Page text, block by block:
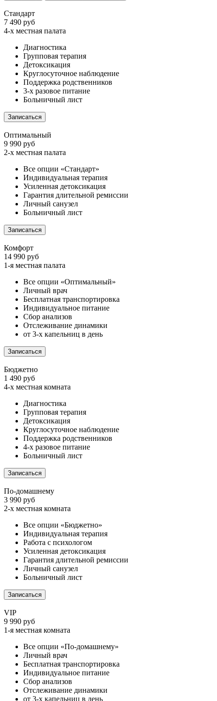
Стандарт
7 490 руб
4-х местная палата
Диагностика
Групповая терапия
Детоксикация
Круглосуточное наблюдение
Поддержка родственников
3-х разовое питание
Больничный лист
Записаться
Оптимальный
9 990 руб
2-х местная палата
Все опции «Стандарт»
Индивидуальная терапия
Усиленная детоксикация
Гарантия длительной ремиссии
Личный санузел
Больничный лист
Записаться
Комфорт
14 990 руб
1-я местная палата
Все опции «Оптимальный»
Личный врач
Бесплатная транспортировка
Индивидуальное питание
Сбор анализов
Отслеживание динамики
от 3-х капельниц в день
Записаться
Бюджетно
1 490 руб
4-х местная комната
Диагностика
Групповая терапия
Детоксикация
Круглосуточное наблюдение
Поддержка родственников
4-х разовое питание
Больничный лист
Записаться
По-домашнему
3 990 руб
2-х местная комната
Все опции «Бюджетно»
Индивидуальная терапия
Работа с психологом
Усиленная детоксикация
Гарантия длительной ремиссии
Личный санузел
Больничный лист
Записаться
VIP
9 990 руб
1-я местная комната
Все опции «По-домашнему»
Личный врач
Бесплатная транспортировка
Индивидуальное питание
Сбор анализов
Отслеживание динамики
от 3-х капельниц в день